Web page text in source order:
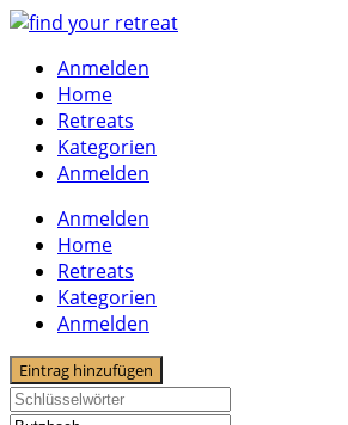
Skip
contentAnmelden
Home
Retreats
Kategorien
Anmelden
Anmelden
Home
Retreats
Kategorien
Anmelden
Eintrag hinzufügen